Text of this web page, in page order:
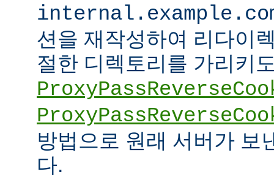
션을 재작성하여 리다이
절한 디렉토리를 가리키
방법으로 원래 서버가 보
다.